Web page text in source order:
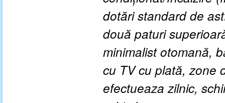
dotări standard de
două paturi
minimalist otomană,
cu TV cu plată, zone
efectueaza zilnic,